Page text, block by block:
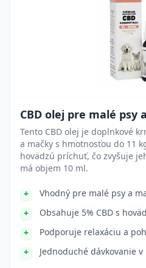
CBD olej pre malé psy
Tento CBD olej je doplnkové
a mačky s hmotnosťou do 11
hovädzú príchuť, čo zvyšuje
má objem 10 ml.
Vhodný pre malé psy a
Obsahuje 5% CBD s
Podporuje relaxáciu a
Jednoduché dávkovanie